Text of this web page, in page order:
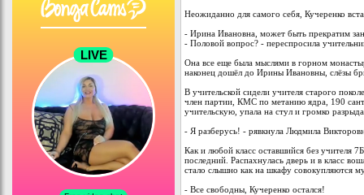
Неожиданно для самого себя, Кучеренко
- Ирина Ивановна, может быть прекратим
- Половой вопрос? - переспросила
Она все еще была мыслями в горном
наконец дошёл до Ирины Ивановны, слёзы
В учительской сидели учителя старого
член партии, КМС по метанию ядра, 190
учительскую, упала на стул и громко
- Я разберусь! - рявкнула Людмила
Как и любой класс оставшийся без учителя
последний. Распахнулась дверь и в класс
стало слышно как на шкафу совокупляются
- Все свободны, Кучеренко остался!